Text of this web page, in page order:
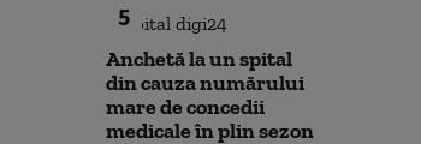
5
Anchetă la un spital
din cauza numărului
mare de concedii
medicale în plin sezon